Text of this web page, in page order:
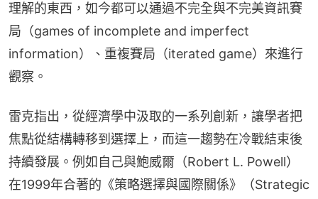
理解的東西，如今都可以通過不完全與不完美資訊賽
局（games of incomplete and imperfect
information）、重複賽局（iterated game）來進行
觀察。
雷克指出，從經濟學中汲取的一系列創新，讓學者把
焦點從結構轉移到選擇上，而這一趨勢在冷戰結束後
持續發展。例如自己與鮑威爾（Robert L. Powell）
在1999年合著的《策略選擇與國際關係》（Strategic